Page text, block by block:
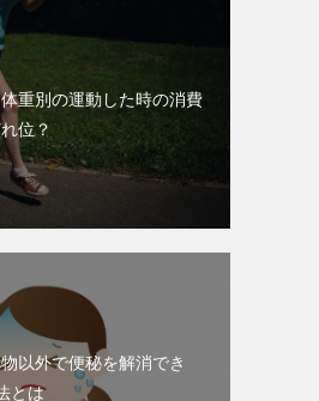
重別の運動した時の消費
位？
物以外で便秘を解消でき
とは